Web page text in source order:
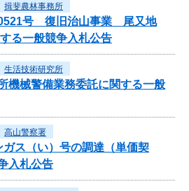
揖斐農林事務所
0521号 復旧治山事業 尾又地
る一般競争入札公告
生活技術研究所
機械警備業務委託に関する一般
高山警察署
ス（い）号の調達（単価契
入札公告